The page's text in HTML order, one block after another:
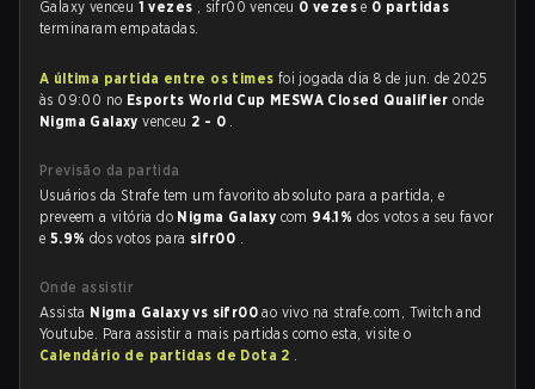
Galaxy venceu 1 vezes , sifr00 venceu 0 vezese 0 partidas
terminaram empatadas.
A última partida entre os times foi jogada dia 8 de jun. de 2025
às 09:00 no Esports World Cup MESWA Closed Qualifieronde
Nigma Galaxyvenceu 2 - 0 .
Previsão da partida
Usuários da Strafe tem um favorito absoluto para a partida, e
preveem a vitória do Nigma Galaxy com 94.1% dos votos a seu favor
e 5.9% dos votos para sifr00 .
Onde assistir
Assista Nigma Galaxy vs sifr00ao vivo na strafe.com, Twitch and
Youtube. Para assistir a mais partidas como esta, visite o
Calendário de partidas de Dota 2 .